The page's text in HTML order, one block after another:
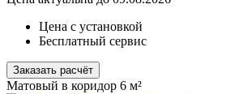
Цена с установкой
Бесплатный сервис
Заказать расчёт
Матовый в коридор 6 м²